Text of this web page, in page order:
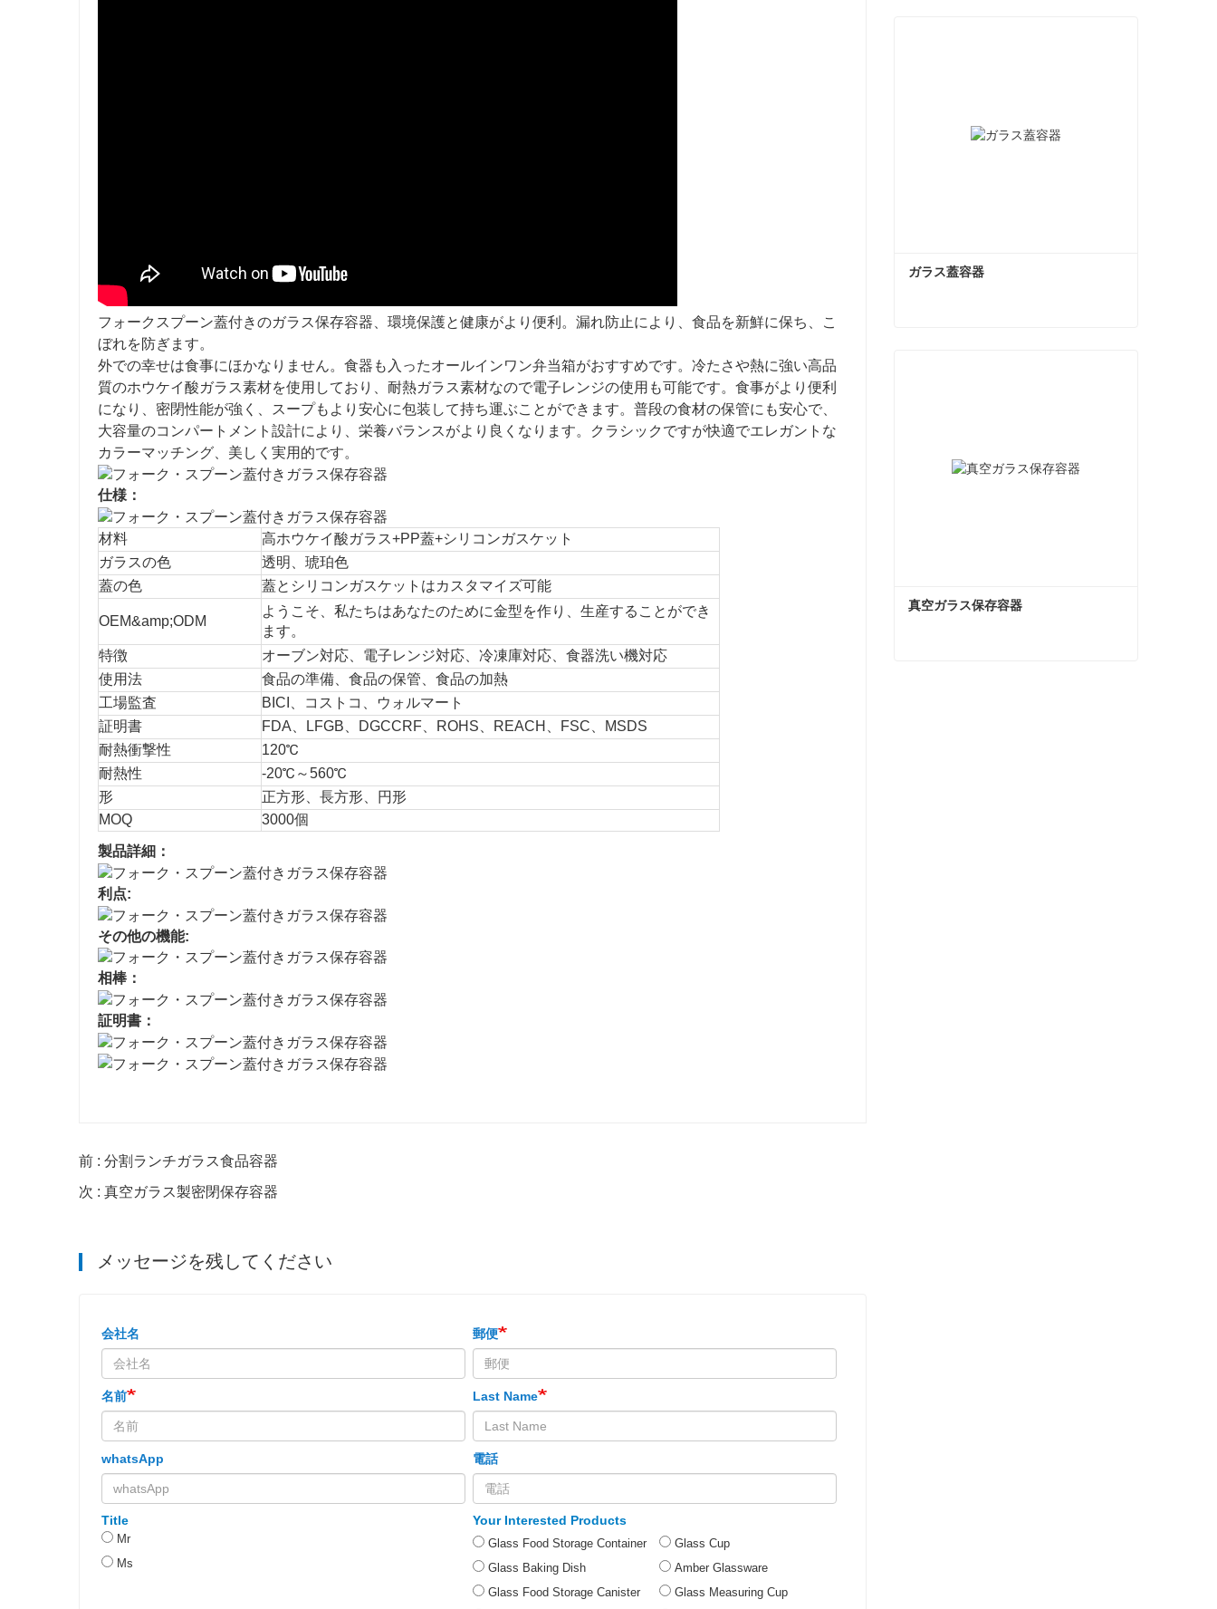
フォークスプーン蓋付きのガラス保存容器、環境保護と健康がより便利。漏れ防止により、食品を新鮮に保ち、こ
ぼれを防ぎます。
外での幸せは食事にほかなりません。食器も入ったオールインワン弁当箱がおすすめです。冷たさや熱に強い高品
質のホウケイ酸ガラス素材を使用しており、耐熱ガラス素材なので電子レンジの使用も可能です。食事がより便利
になり、密閉性能が強く、スープもより安心に包装して持ち運ぶことができます。普段の食材の保管にも安心で、
大容量のコンパートメント設計により、栄養バランスがより良くなります。クラシックですが快適でエレガントな
カラーマッチング、美しく実用的です。
仕様：
材料
高ホウケイ酸ガラス+PP蓋+シリコンガスケット
ガラスの色
透明、琥珀色
蓋の色
蓋とシリコンガスケットはカスタマイズ可能
OEM&amp;ODM
ようこそ、私たちはあなたのために金型を作り、生産することができ
ます。
特徴
オーブン対応、電子レンジ対応、冷凍庫対応、食器洗い機対応
使用法
食品の準備、食品の保管、食品の加熱
工場監査
BICI、コストコ、ウォルマート
証明書
FDA、LFGB、DGCCRF、ROHS、REACH、FSC、MSDS
耐熱衝撃性
120℃
耐熱性
-20℃～560℃
形
正方形、長方形、円形
MOQ
3000個
製品詳細：
利点:
その他の機能:
相棒：
証明書：
前 : 分割ランチガラス食品容器
次 : 真空ガラス製密閉保存容器
メッセージを残してください
会社名 郵便
名前 Last Name
whatsApp 電話
Title
Mr
Ms
Your Interested Products
Glass Food Storage Container
Glass Baking Dish
Glass Food Storage Canister
Glass Cup
Amber Glassware
Glass Measuring Cup
ガラス蓋容器
真空ガラス保存容器